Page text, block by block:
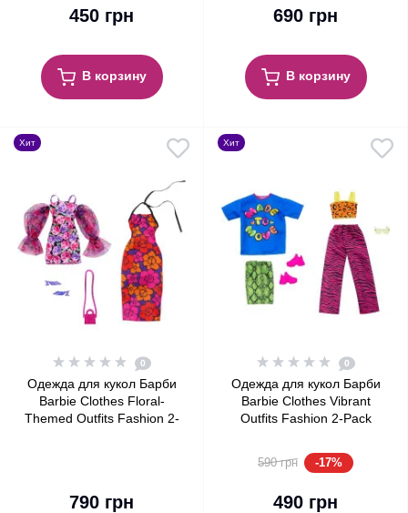
450 грн
В корзину
690 грн
В корзину
Хит
0
Одежда для кукол Барби
Barbie Clothes Floral-
Themed Outfits Fashion 2-
790 грн
Хит
0
Одежда для кукол Барби
Barbie Clothes Vibrant
Outfits Fashion 2-Pack
590 грн -17%
490 грн